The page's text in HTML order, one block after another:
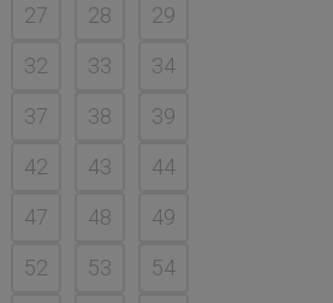
27 28
29
32 33
34
37 38
39
42 43
44
47 48
49
52 53
54